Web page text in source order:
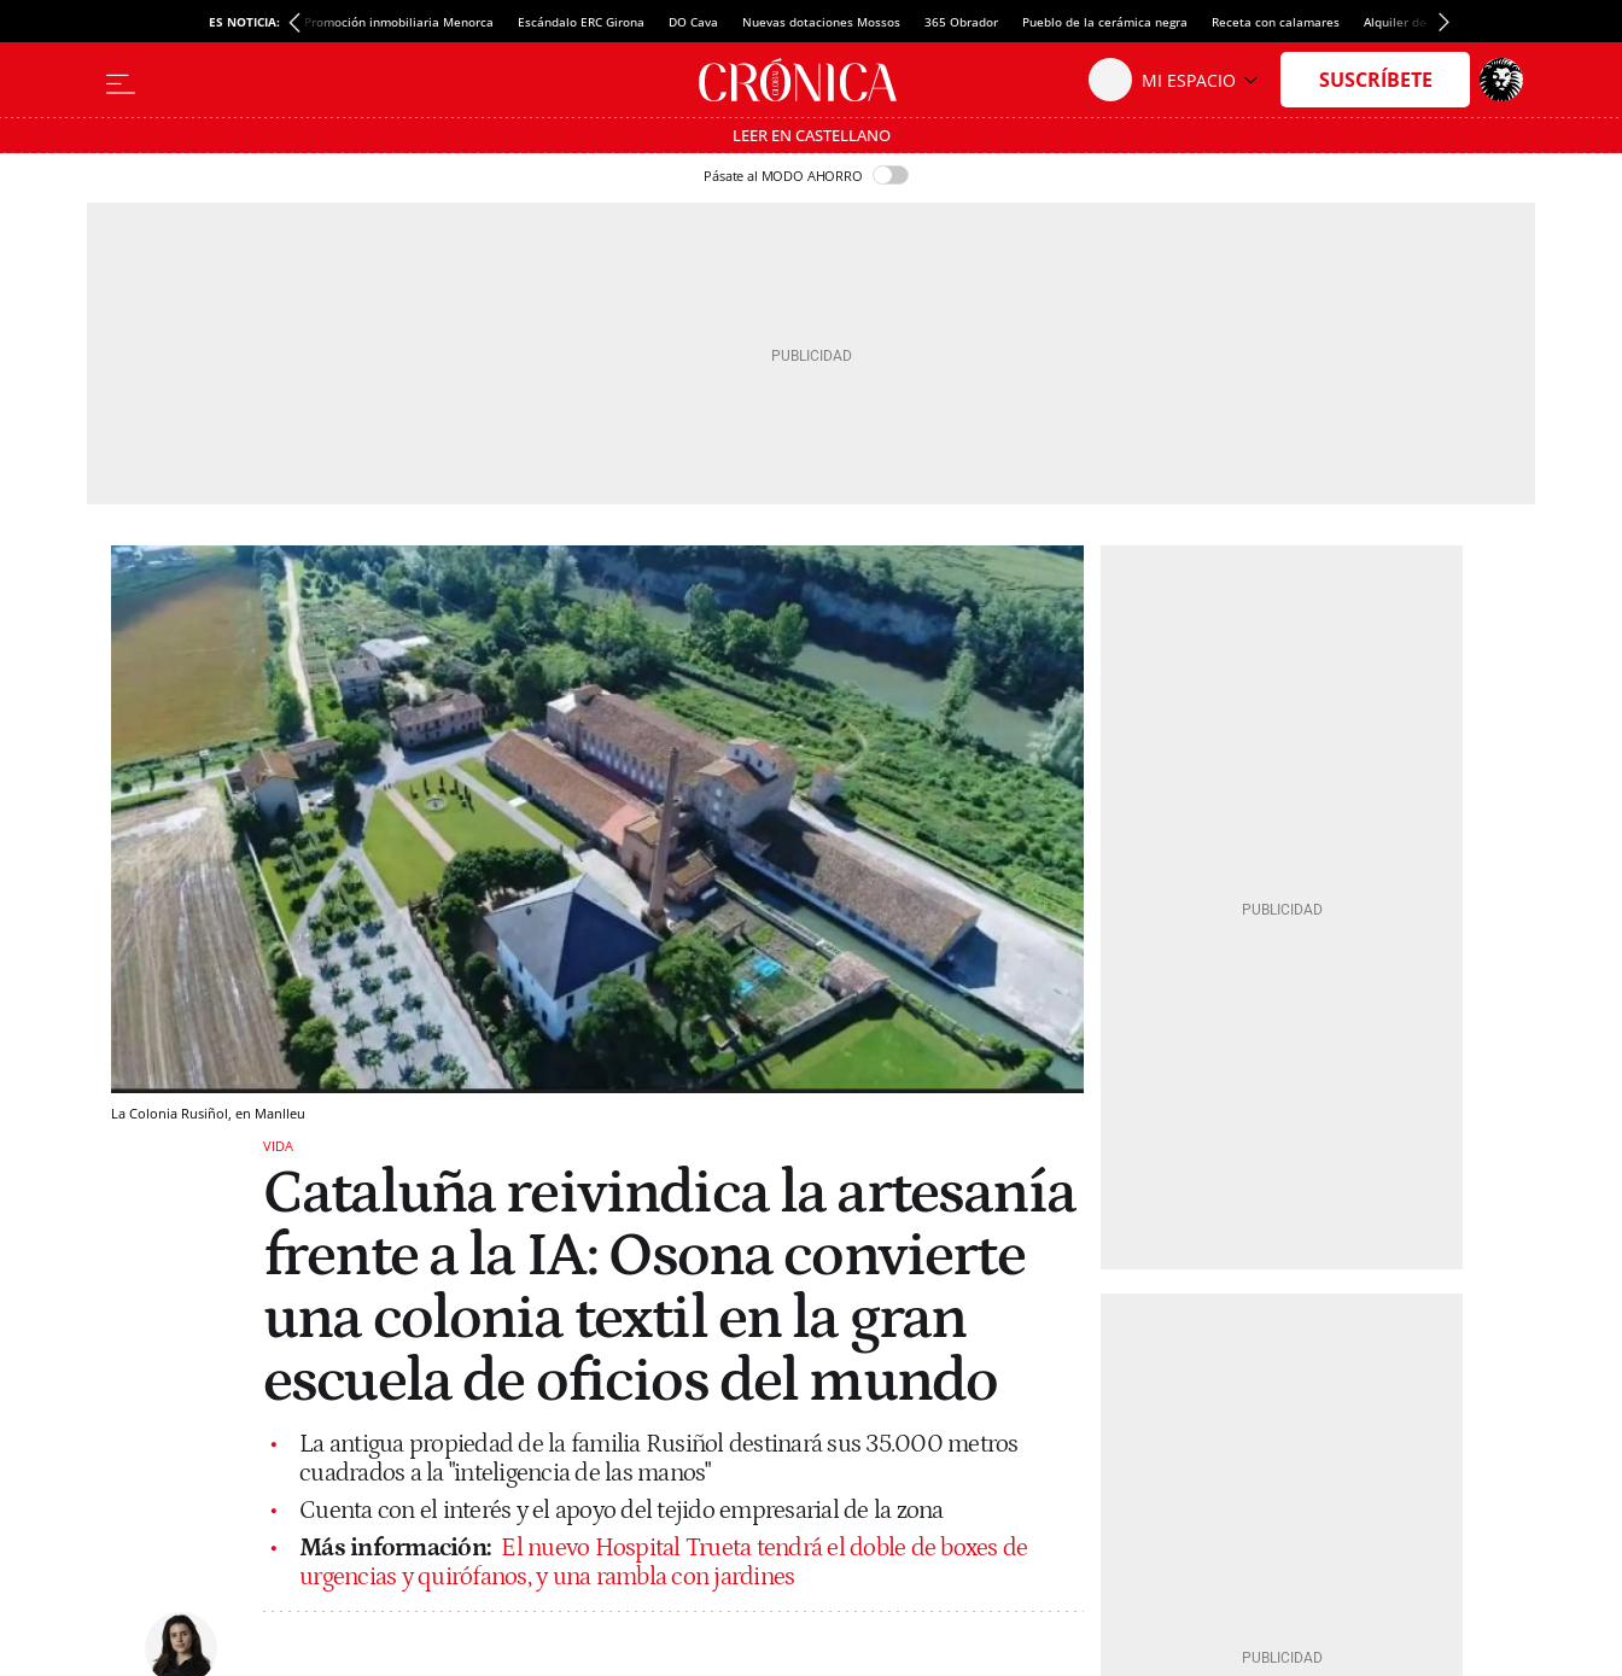
ES NOTICIA: Promoción inmobiliaria Menorca Escándalo ERC Girona DO Cava Nuevas dotaciones Mossos 365 Obrador Pueblo de la cerámica negra Receta con calamares Alquiler de habitaciones en España
LEER EN CASTELLANO
Pásate al MODO AHORRO
La Colonia Rusiñol, en Manlleu
VIDA
Cataluña reivindica la artesanía
frente a la IA: Osona convierte
una colonia textil en la gran
escuela de oficios del mundo
La antigua propiedad de la familia Rusiñol destinará sus 35.000 metros
cuadrados a la "inteligencia de las manos"
Cuenta con el interés y el apoyo del tejido empresarial de la zona
Más información: El nuevo Hospital Trueta tendrá el doble de boxes de
urgencias y quirófanos, y una rambla con jardines